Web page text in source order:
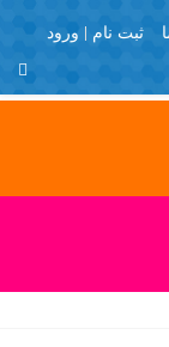
ورود ثبت نام